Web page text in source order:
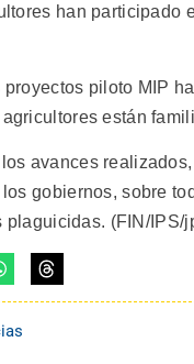
han participado
piloto MIP
están
avances
gobiernos, sobre
(FIN/IPS/